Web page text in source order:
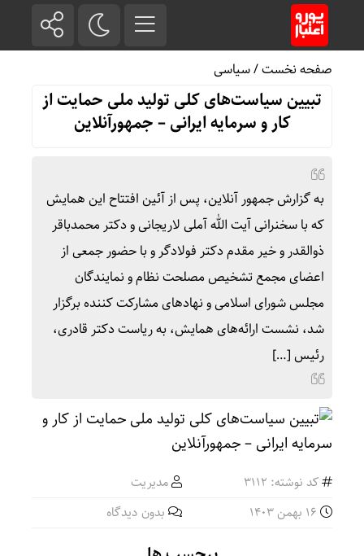
صفحه نخست/سیاسی
تبیین سیاست‌های کلی تولید ملی حمایت از
کار و سرمایه ایرانی – جمهورآنلاین
به گزارش جمهور آنلاین، پس از آئین افتتاح این همایش
که با سخنرانی آیت الله آملی لاریجانی و دکتر محمدباقر
ذوالقدر و خیر مقدم دکتر فولادگر و با حضور جمعی از
اعضای مجمع تشخیص مصلحت نظام و نمایندگان
مجلس شورای اسلامی و نهادهای مشارکت کننده برگزار
شد، نشست ارائه‌های همایش، به ریاست دکتر قادری،
رئیس […]
کد نوشته: 3112
مدیریت
بدون دیدگاه